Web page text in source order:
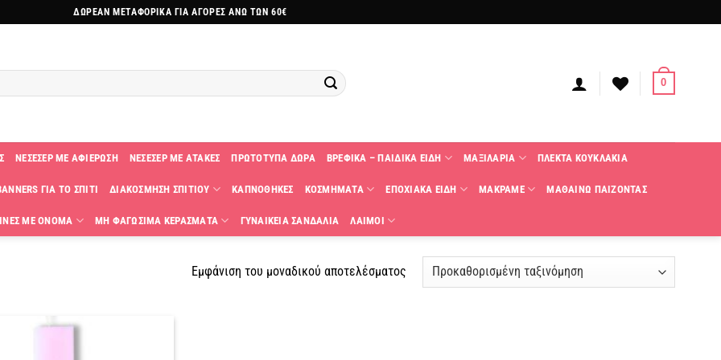
ΔΩΡΕΑΝ ΜΕΤΑΦΟΡΙΚΑ ΓΙΑ ΑΓΟΡΕΣ ΑΝΩ ΤΩΝ 60€
0
ΝΕΣΕΣΕΡ ΜΕ ΑΦΙΕΡΩΣΗ ΝΕΣΕΣΕΡ ΜΕ ΑΤΑΚΕΣ ΠΡΩΤΟΤΥΠΑ ΔΩΡΑ ΒΡΕΦΙΚΑ – ΠΑΙΔΙΚΑ ΕΙΔΗ ΜΑΞΙΛΑΡΙΑ ΠΛΕΚΤΑ KΟΥΚΛΑΚΙΑ
ΓΙΑ ΤΟ ΣΠΙΤΙ ΔΙΑΚΟΣΜΗΣΗ ΣΠΙΤΙΟΥ ΚΑΠΝΟΘΗΚΕΣ ΚΟΣΜΗΜΑΤΑ ΕΠΟΧΙΑΚΑ ΕΙΔΗ ΜΑΚΡΑΜΕ ΜΑΘΑΙΝΩ ΠΑΙΖΟΝΤΑΣ
ΜΕ ΟΝΟΜΑ ΜΗ ΦΑΓΩΣΙΜΑ ΚΕΡΑΣΜΑΤΑ ΓΥΝΑΙΚΕΙΑ ΣΑΝΔΑΛΙΑ ΛΑΙΜΟΙ
Εμφάνιση του μοναδικού αποτελέσματος